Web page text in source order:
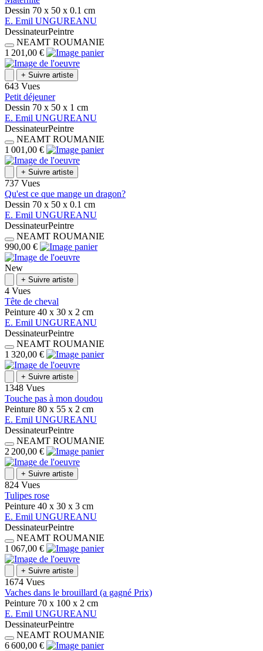
Dessin 70 x 50 x 0.1 cm
E. Emil UNGUREANU
DessinateurPeintre
NEAMT ROUMANIE
1 201,00 €
+ Suivre artiste
643 Vues
Petit déjeuner
Dessin 70 x 50 x 1 cm
E. Emil UNGUREANU
DessinateurPeintre
NEAMT ROUMANIE
1 001,00 €
+ Suivre artiste
737 Vues
Qu'est ce que mange un dragon?
Dessin 70 x 50 x 0.1 cm
E. Emil UNGUREANU
DessinateurPeintre
NEAMT ROUMANIE
990,00 €
New
+ Suivre artiste
4 Vues
Tête de cheval
Peinture 40 x 30 x 2 cm
E. Emil UNGUREANU
DessinateurPeintre
NEAMT ROUMANIE
1 320,00 €
+ Suivre artiste
1348 Vues
Touche pas à mon doudou
Peinture 80 x 55 x 2 cm
E. Emil UNGUREANU
DessinateurPeintre
NEAMT ROUMANIE
2 200,00 €
+ Suivre artiste
824 Vues
Tulipes rose
Peinture 40 x 30 x 3 cm
E. Emil UNGUREANU
DessinateurPeintre
NEAMT ROUMANIE
1 067,00 €
+ Suivre artiste
1674 Vues
Vaches dans le brouillard (a gagné Prix)
Peinture 70 x 100 x 2 cm
E. Emil UNGUREANU
DessinateurPeintre
NEAMT ROUMANIE
6 600,00 €